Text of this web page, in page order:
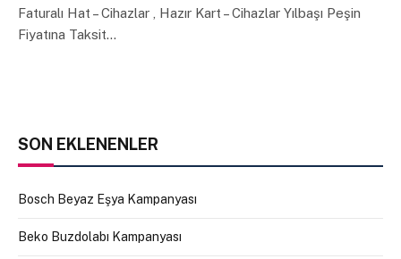
Faturalı Hat – Cihazlar , Hazır Kart – Cihazlar Yılbaşı Peşin
Fiyatına Taksit…
SON EKLENENLER
Bosch Beyaz Eşya Kampanyası
Beko Buzdolabı Kampanyası